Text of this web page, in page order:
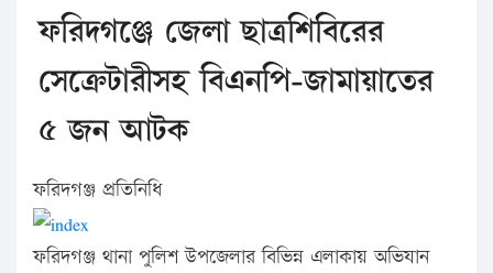
ফরিদগঞ্জে জেলা ছাত্রশিবিরের
সেক্রেটারীসহ বিএনপি-জামায়াতের
৫ জন আটক
ফরিদগঞ্জ প্রতিনিধি
ফরিদগঞ্জ থানা পুলিশ উপজেলার বিভিন্ন এলাকায় অভিযান